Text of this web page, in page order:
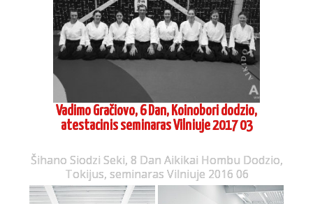
Vadimo Gračiovo, 6 Dan, Koinobori dodzio,
atestacinis seminaras Vilniuje 2017 03
Šihano Siodzi Seki, 8 Dan Aikikai Hombu Dodzio,
Tokijus, seminaras Vilniuje 2016 06